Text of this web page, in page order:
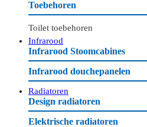
Toebehoren
Toilet toebehoren
Infrarood
Infrarood Stoomcabines
Infrarood douchepanelen
Radiatoren
Design radiatoren
Elektrische radiatoren